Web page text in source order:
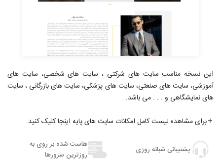
این نسخه مناسب سایت های شرکتی ، سایت های شخصی، سایت های
آموزشی، سایت های صنعتی، سایت های پزشکی، سایت های بازرگانی ، سایت
های نمایشگاهی و . . . می باشد.
برای مشاهده لیست کامل امکانات سایت های پایه اینجا کلیک کنید
پشتیبانی شبانه روزی
هاست شده بر روی به
روزترین سرورها